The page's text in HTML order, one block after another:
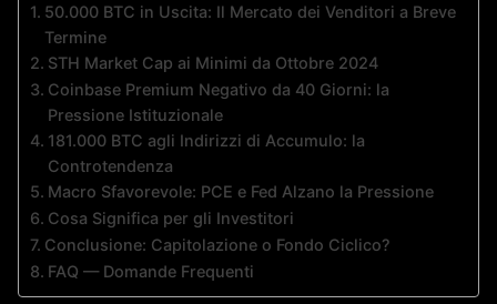
50.000 BTC in Uscita: Il Mercato dei Venditori a Breve
Termine
STH Market Cap ai Minimi da Ottobre 2024
Coinbase Premium Negativo da 40 Giorni: la
Pressione Istituzionale
181.000 BTC agli Indirizzi di Accumulo: la
Controtendenza
Macro Sfavorevole: PCE e Fed Alzano la Pressione
Cosa Significa per gli Investitori
Conclusione: Capitolazione o Fondo Ciclico?
FAQ — Domande Frequenti